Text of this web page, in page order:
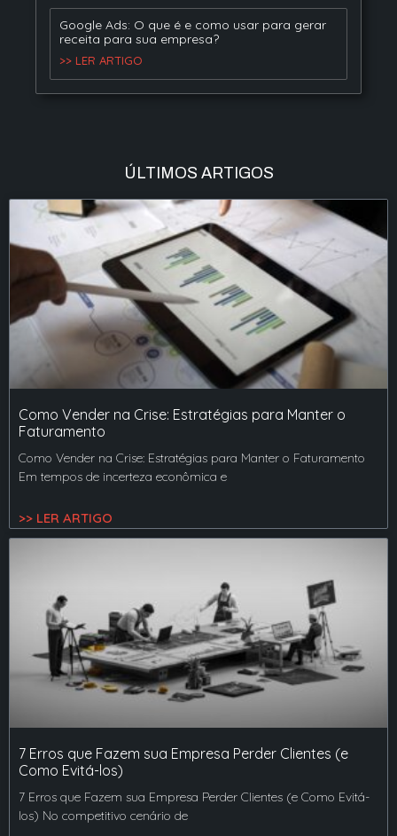
Google Ads: O que é e como usar para gerar
receita para sua empresa?
>> LER ARTIGO
ÚLTIMOS ARTIGOS
Como Vender na Crise: Estratégias para Manter o
Faturamento
Como Vender na Crise: Estratégias para Manter o Faturamento
Em tempos de incerteza econômica e
>> LER ARTIGO
7 Erros que Fazem sua Empresa Perder Clientes (e
Como Evitá-los)
7 Erros que Fazem sua Empresa Perder Clientes (e Como Evitá-
los) No competitivo cenário de